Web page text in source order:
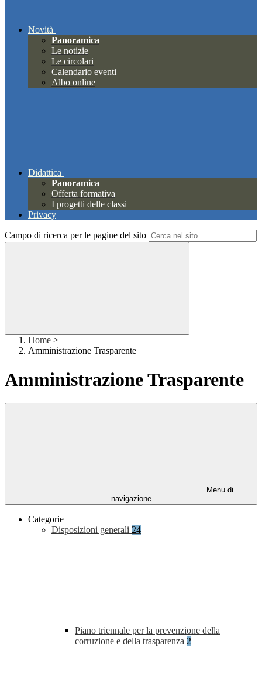
Novità
Panoramica
Le notizie
Le circolari
Calendario eventi
Albo online
Didattica
Panoramica
Offerta formativa
I progetti delle classi
Privacy
Campo di ricerca per le pagine del sito
Home >
Amministrazione Trasparente
Amministrazione Trasparente
Menu di
navigazione
Categorie
Disposizioni generali 24
Piano triennale per la prevenzione della
corruzione e della trasparenza 2